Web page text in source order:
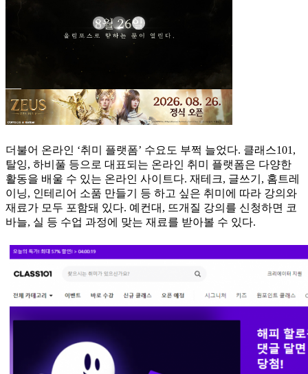
더불어 온라인 ‘취미 플랫폼’ 수요도 부쩍 늘었다. 클래스101,
탈잉, 하비풀 등으로 대표되는 온라인 취미 플랫폼은 다양한
활동을 배울 수 있는 온라인 사이트다. 재테크, 글쓰기, 홈트레
이닝, 인테리어 소품 만들기 등 하고 싶은 취미에 따라 강의와
재료가 모두 포함돼 있다. 예컨대, 뜨개질 강의를 신청하면 코
바늘, 실 등 수업 과정에 맞는 재료를 받아볼 수 있다.